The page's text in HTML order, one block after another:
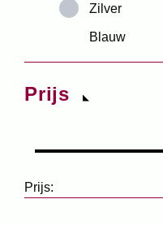
Zilver
Blauw
Prijs
Prijs: